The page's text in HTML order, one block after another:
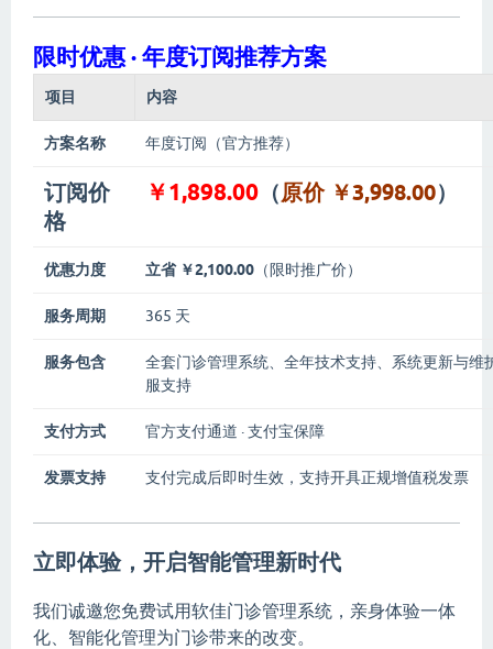
限时优惠 · 年度订阅推荐方案
项目 内容
方案名称 年度订阅（官方推荐）
订阅价
格
￥1,898.00 （原价 ￥3,998.00）
优惠力度 立省 ￥2,100.00 （限时推广价）
服务周期 365 天
服务包含
全套门诊管理系统、全年技术支持、系统更新与维
服支持
支付方式 官方支付通道 · 支付宝保障
发票支持 支付完成后即时生效，支持开具正规增值税发票
立即体验，开启智能管理新时代
我们诚邀您免费试用软佳门诊管理系统，亲身体验一体
化、智能化管理为门诊带来的改变。